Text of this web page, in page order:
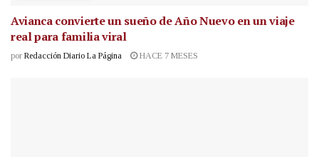
Avianca convierte un sueño de Año Nuevo en un viaje
real para familia viral
por Redacción Diario La Página HACE 7 MESES